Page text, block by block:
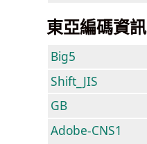
東亞編碼資訊
Big5
Shift_JIS
GB
Adobe-CNS1